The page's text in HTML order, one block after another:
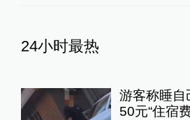
24小时最热
游客称睡自
50元“住宿